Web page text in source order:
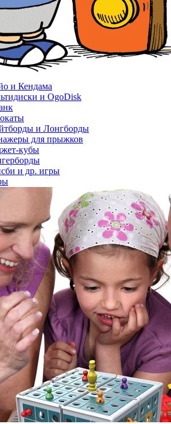
и Кендама
и OgoDisk
и Лонгборды
для прыжков
кубы
и др. игры